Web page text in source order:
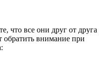
что все они друг от друга
обратить внимание при